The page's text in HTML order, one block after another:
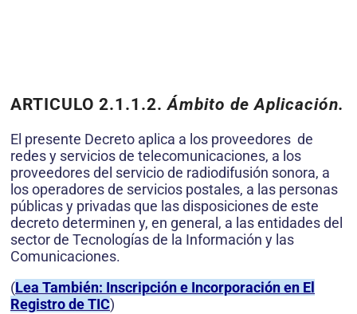
ARTICULO 2.1.1.2.Ámbito de Aplicación.
El presente Decreto aplica a los proveedores de
redes y servicios de telecomunicaciones, a los
proveedores del servicio de radiodifusión sonora, a
los operadores de servicios postales, a las personas
públicas y privadas que las disposiciones de este
decreto determinen y, en general, a las entidades del
sector de Tecnologías de la Información y las
Comunicaciones.
(Lea También: Inscripción e Incorporación en El
Registro de TIC)